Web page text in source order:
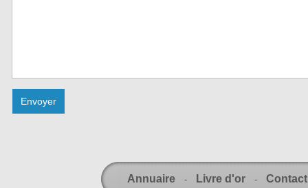
Annuaire - Livre d'or - Contact